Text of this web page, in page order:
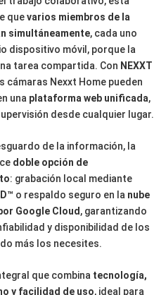
quevarios miembros de la
simultáneamente, cada uno
dispositivo móvil, porque la
tarea compartida. Con NEXXT
cámaras Nexxt Home pueden
una plataforma web unificada,
desde cualquier lugar.
de la información, la
doble opción de
: grabación local mediante
o respaldo seguro en la nube
Google Cloud , garantizando
y disponibilidad de los
más los necesites.
que combina tecnología,
y facilidad de uso, ideal para